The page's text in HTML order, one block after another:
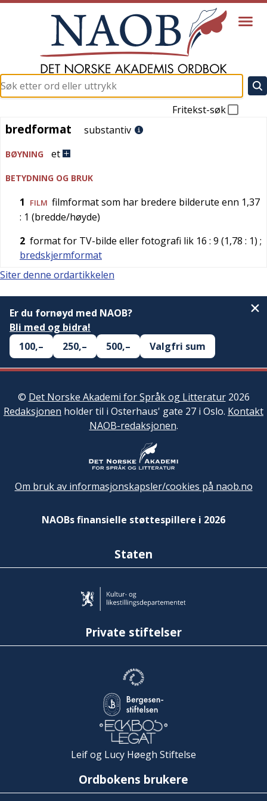
Fritekst-søk
bredformat
bredformat substantiv
BØYNING et
BETYDNING OG BRUK
1 FILM filmformat som har bredere bilderute enn 1,37
: 1 (bredde/høyde)
2 format for TV-bilde eller fotografi lik 16 : 9 (1,78 : 1) ;
bredskjermformat
Siter denne ordartikkelen
Er du fornøyd med NAOB?
Bli med og bidra!
100,–
250,– 500,– Valgfri sum
© Det Norske Akademi for Språk og Litteratur2026
Redaksjonen holder til i Osterhaus' gate 27 i Oslo. Kontakt
NAOB-redaksjonen.
Om bruk av informasjonskapsler/cookies på naob.no
NAOBs finansielle støttespillere i 2026
Staten
Private stiftelser
Leif og Lucy Høegh Stiftelse
Ordbokens brukere